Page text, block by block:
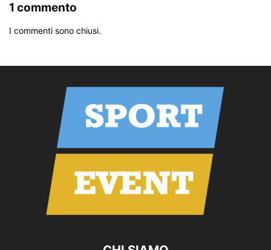
1 commento
I commenti sono chiusi.